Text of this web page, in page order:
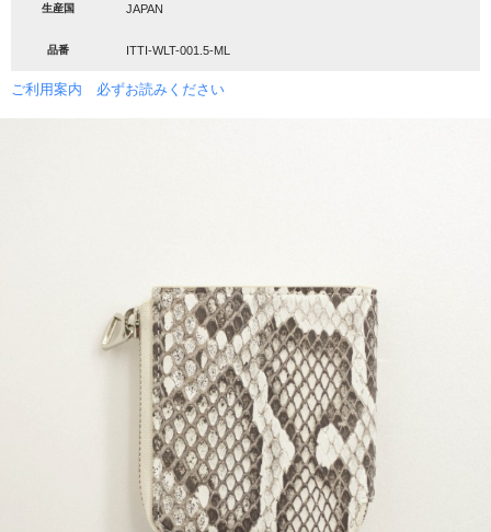
生産国 JAPAN
品番 ITTI-WLT-001.5-ML
ご利用案内 必ずお読みください